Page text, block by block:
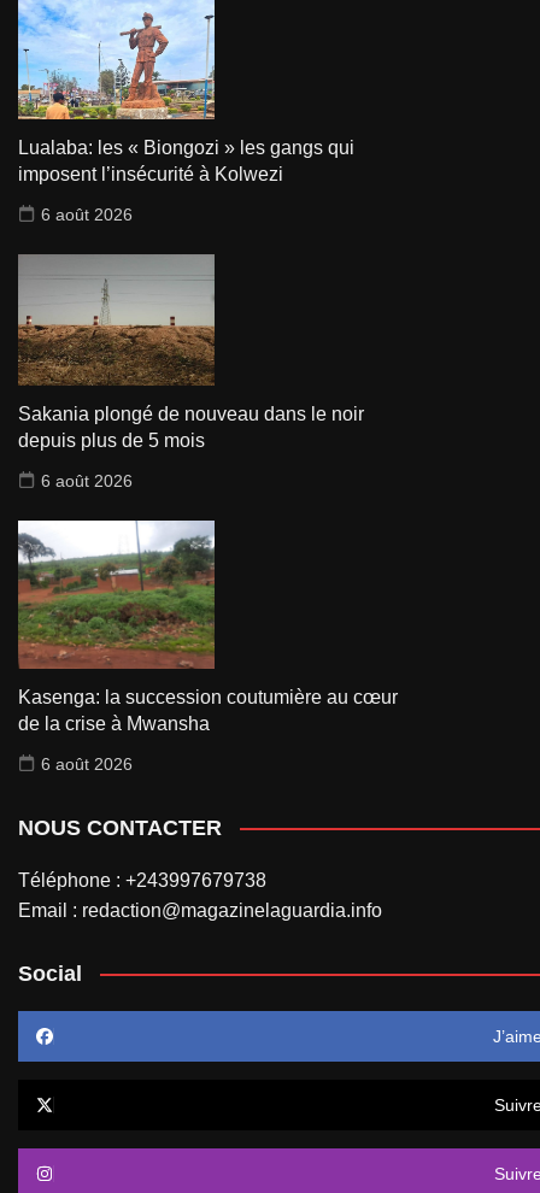
Lualaba: les « Biongozi » les gangs qui
imposent l’insécurité à Kolwezi
6 août 2026
Sakania plongé de nouveau dans le noir
depuis plus de 5 mois
6 août 2026
Kasenga: la succession coutumière au cœur
de la crise à Mwansha
6 août 2026
NOUS CONTACTER
Téléphone : +243997679738
Email : redaction@magazinelaguardia.info
Social